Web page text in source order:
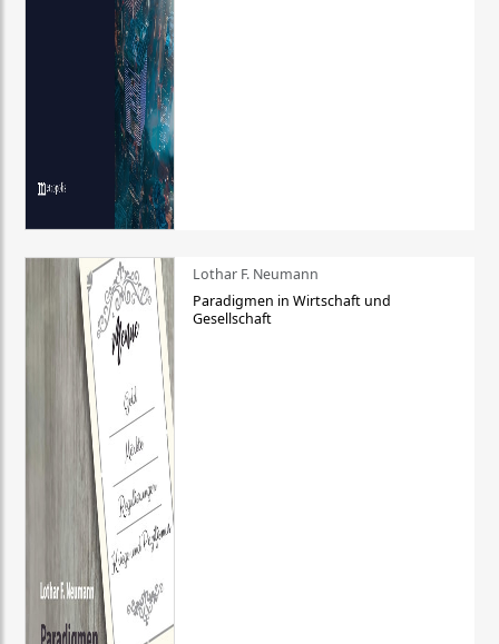
Lothar F. Neumann
Paradigmen in Wirtschaft und
Gesellschaft